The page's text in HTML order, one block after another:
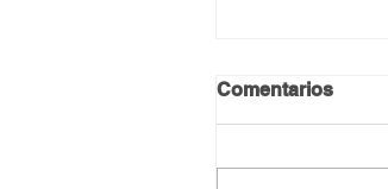
Comentarios